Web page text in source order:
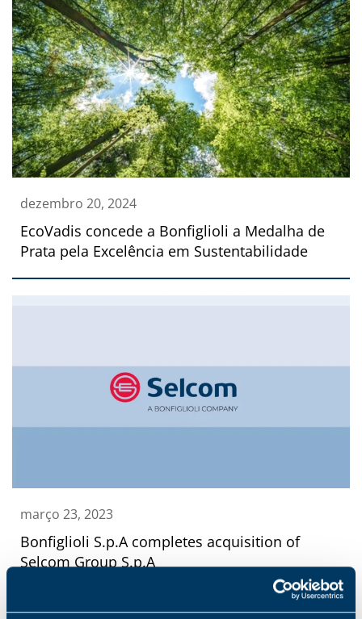
dezembro 20, 2024
EcoVadis concede a Bonfiglioli a Medalha de
Prata pela Excelência em Sustentabilidade
março 23, 2023
Bonfiglioli S.p.A completes acquisition of
Selcom Group S.p.A